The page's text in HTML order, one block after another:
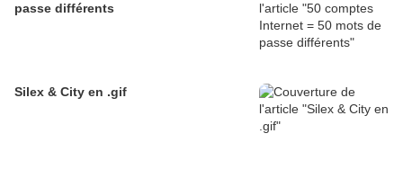
passe différents
Silex & City en .gif